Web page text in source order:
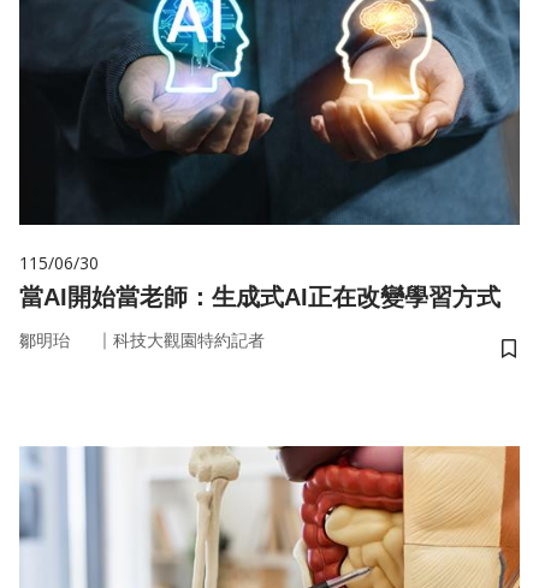
115/06/30
當AI開始當老師：生成式AI正在改變學習方式
鄒明珆 ｜ 科技大觀園特約記者
儲